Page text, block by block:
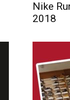
Nike
2018